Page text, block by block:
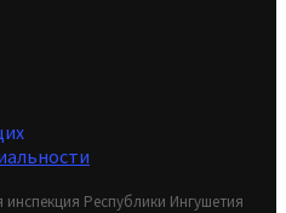
Республики Ингушетия